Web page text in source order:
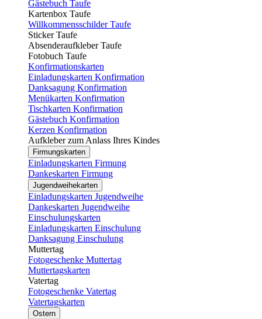
Gästebuch Taufe
Kartenbox Taufe
Willkommensschilder Taufe
Sticker Taufe
Absenderaufkleber Taufe
Fotobuch Taufe
Konfirmationskarten
Einladungskarten Konfirmation
Danksagung Konfirmation
Menükarten Konfirmation
Tischkarten Konfirmation
Gästebuch Konfirmation
Kerzen Konfirmation
Aufkleber zum Anlass Ihres Kindes
Firmungskarten
Einladungskarten Firmung
Dankeskarten Firmung
Jugendweihekarten
Einladungskarten Jugendweihe
Dankeskarten Jugendweihe
Einschulungskarten
Einladungskarten Einschulung
Danksagung Einschulung
Muttertag
Fotogeschenke Muttertag
Muttertagskarten
Vatertag
Fotogeschenke Vatertag
Vatertagskarten
Ostern